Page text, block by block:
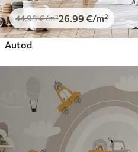
44.98€/m²26 .99 €/m²
Autod